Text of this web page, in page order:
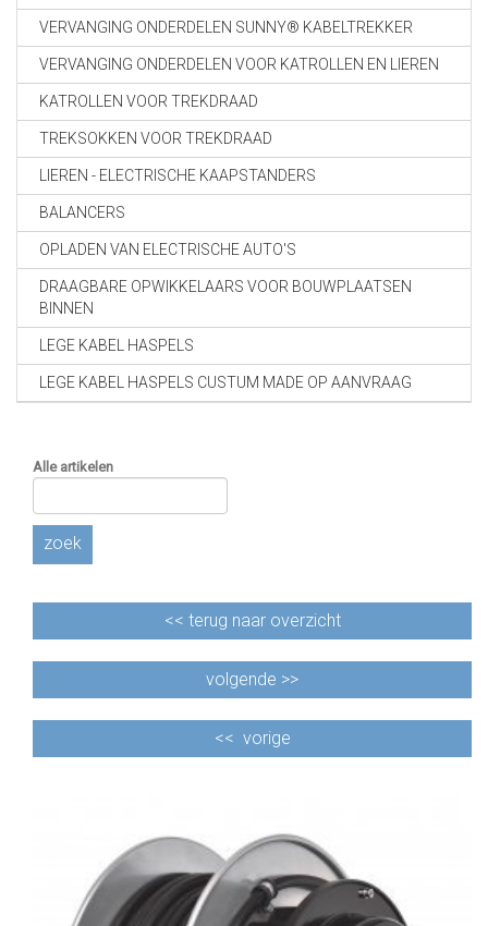
VERVANGING ONDERDELEN SUNNY® KABELTREKKER
VERVANGING ONDERDELEN VOOR KATROLLEN EN LIEREN
KATROLLEN VOOR TREKDRAAD
TREKSOKKEN VOOR TREKDRAAD
LIEREN - ELECTRISCHE KAAPSTANDERS
BALANCERS
OPLADEN VAN ELECTRISCHE AUTO'S
DRAAGBARE OPWIKKELAARS VOOR BOUWPLAATSEN
BINNEN
LEGE KABEL HASPELS
LEGE KABEL HASPELS CUSTUM MADE OP AANVRAAG
Alle artikelen
zoek
<< terug naar overzicht
volgende >>
<< vorige